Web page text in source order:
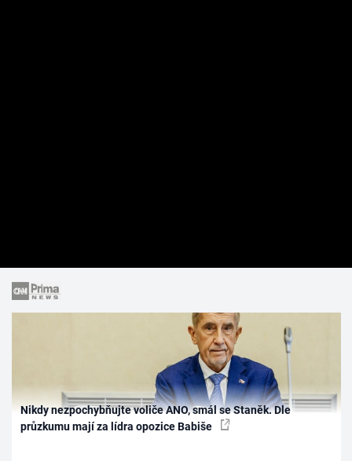
Nikdy nezpochybňujte voliče ANO, smál se Staněk. Dle
průzkumu mají za lídra opozice Babiše